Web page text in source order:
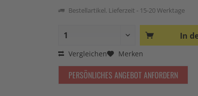
Bestellartikel. Lieferzeit - 15-20 Werktage
In
Vergleichen Merken
PERSÖNLICHES ANGEBOT ANFORDERN